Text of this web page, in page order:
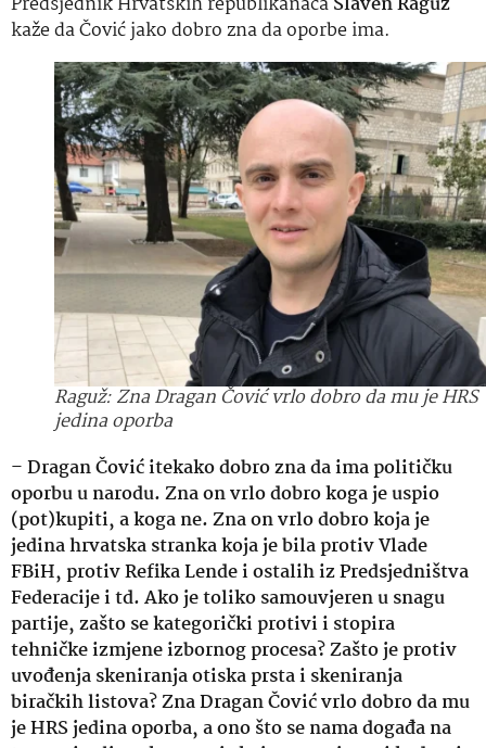
kaže da Čović jako dobro zna da oporbe ima.
Raguž: Zna Dragan Čović vrlo dobro da mu je HRS
jedina oporba
–Dragan Čović itekako dobro zna da ima političku
oporbu u narodu. Zna on vrlo dobro koga je uspio
(pot)kupiti, a koga ne. Zna on vrlo dobro koja je
jedina hrvatska stranka koja je bila protiv Vlade
FBiH, protiv Refika Lende i ostalih iz Predsjedništva
Federacije i td. Ako je toliko samouvjeren u snagu
partije, zašto se kategorički protivi i stopira
tehničke izmjene izbornog procesa? Zašto je protiv
uvođenja skeniranja otiska prsta i skeniranja
biračkih listova? Zna Dragan Čović vrlo dobro da mu
je HRS jedina oporba, a ono što se nama događa na